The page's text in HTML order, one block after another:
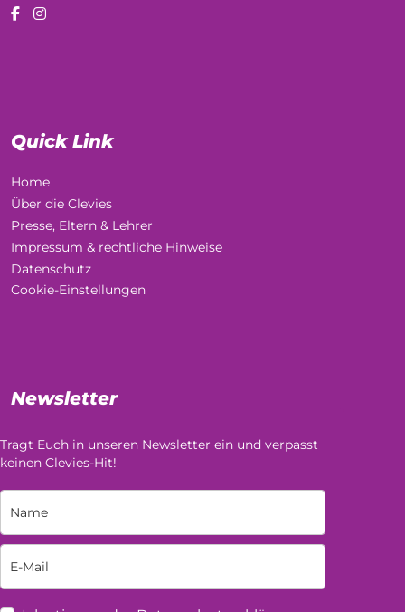
Quick Link
Home
Über die Clevies
Presse, Eltern & Lehrer
Impressum & rechtliche Hinweise
Datenschutz
Cookie-Einstellungen
Newsletter
Tragt Euch in unseren Newsletter ein und verpasst
keinen Clevies-Hit!